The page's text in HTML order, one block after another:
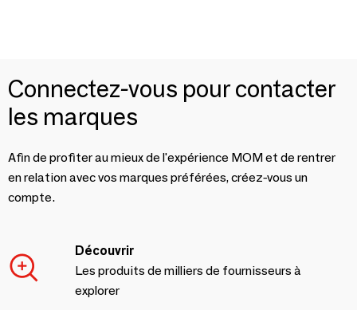
Connectez-vous pour contacter
les marques
Afin de profiter au mieux de l'expérience MOM et de rentrer
en relation avec vos marques préférées, créez-vous un
compte.
Découvrir
Les produits de milliers de fournisseurs à
explorer